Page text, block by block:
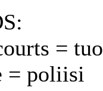
=
= poliisi